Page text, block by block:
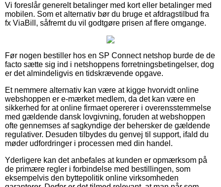
Vi foreslår generelt betalinger med kort eller betalinger med
mobilen. Som et alternativ bør du bruge et afdragstilbud fra
fx ViaBill, såfremt du vil godtgøre prisen af flere omgange.
Før nogen bestiller hos en SP Connect netshop burde de de
facto sætte sig ind i netshoppens forretningsbetingelser, dog
er det almindeligvis en tidskrævende opgave.
Et nemmere alternativ kan være at kigge hvorvidt online
webshoppen er e-mærket medlem, da det kan være en
sikkerhed for at online firmaet opererer i overensstemmelse
med gældende dansk lovgivning, foruden at webshoppen
ofte gennemses af sagkyndige der behersker de gældende
regulativer. Desuden tilbydes du genvej til support, ifald du
møder udfordringer i processen med din handel.
Yderligere kan det anbefales at kunden er opmærksom på
de primære regler i forbindelse med bestillingen, som
eksempelvis den byttepolitik online virksomheden